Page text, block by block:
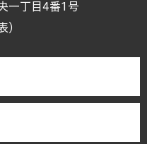
一丁目4番1号
）